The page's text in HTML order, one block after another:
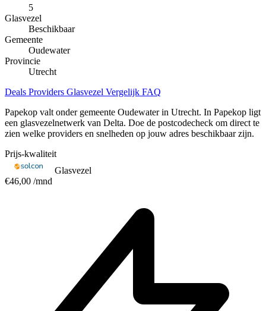
5
Glasvezel
Beschikbaar
Gemeente
Oudewater
Provincie
Utrecht
Deals Providers Glasvezel Vergelijk FAQ
Papekop valt onder gemeente Oudewater in Utrecht. In Papekop ligt
een glasvezelnetwerk van Delta. Doe de postcodecheck om direct te
zien welke providers en snelheden op jouw adres beschikbaar zijn.
Prijs-kwaliteit
Glasvezel
€46,00 /mnd